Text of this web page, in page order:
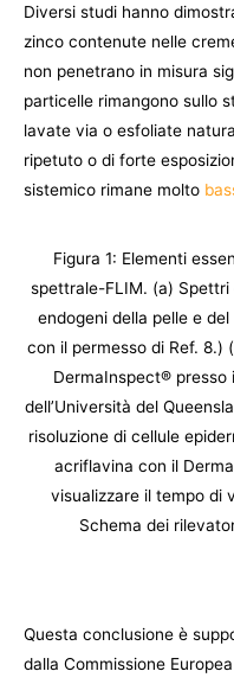
Diversi studi hanno
zinco contenute nelle
non penetrano in misura
particelle rimangono sullo
lavate via o esfoliate
ripetuto o di forte
sistemico rimane molto
Figura 1: Elementi
spettrale-FLIM. (a)
endogeni della pelle e
con il permesso di Ref. 8.)
DermaInspect® presso
dell’Università del
risoluzione di cellule
acriflavina con il
visualizzare il tempo di
Schema dei
Questa conclusione è
dalla Commissione